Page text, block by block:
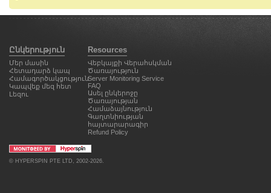
Ընկերություն
Մեր մասին
Հետադարձ կապ
Համագործակցություն
Կապվեք մեզ հետ
Լեզու
Resources
Վեբկայքի Վերահսկման
Ծառայություն
Server Monitoring Service
FAQ
Ասել ընկերոջը
Ծառայության
Համաձայնություն
Գաղտնիության
հայտարարագիր
Refund Policy
© HYPERSPIN PTE LTD , 2002-2026.